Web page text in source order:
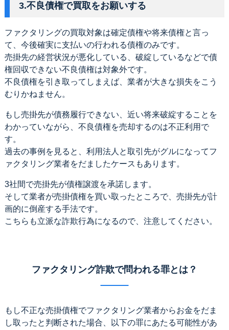
3.不良債権で買取をお願いする
ファクタリングの買取対象は確定債権や将来債権と言っ
て、今後確実に支払いの行われる債権のみです。
売掛先の経営状況が悪化している、破綻しているなどで債
権回収できない不良債権は対象外です。
不良債権を引き取ってしまえば、業者が大きな損失をこう
むりかねません。
もし売掛先が債務履行できない、近い将来破綻することを
わかっていながら、不良債権を売却するのは不正利用で
す。
過去の事例を見ると、利用法人と取引先がグルになってフ
ァクタリング業者をだましたケースもあります。
3社間で売掛先が債権譲渡を承諾します。
そして業者が売掛債権を買い取ったところで、売掛先が計
画的に倒産する手法です。
こちらも立派な詐欺行為になるので、注意してください。
ファクタリング詐欺で問われる罪とは？
もし不正な売掛債権でファクタリング業者からお金をだま
し取ったと判断された場合、以下の罪にあたる可能性があ